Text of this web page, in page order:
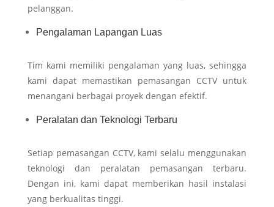
pelanggan.
Pengalaman Lapangan Luas
Tim kami memiliki pengalaman yang luas, sehingga
kami dapat memastikan pemasangan CCTV untuk
menangani berbagai proyek dengan efektif.
Peralatan dan Teknologi Terbaru
Setiap pemasangan CCTV, kami selalu menggunakan
teknologi dan peralatan pemasangan terbaru.
Dengan ini, kami dapat memberikan hasil instalasi
yang berkualitas tinggi.